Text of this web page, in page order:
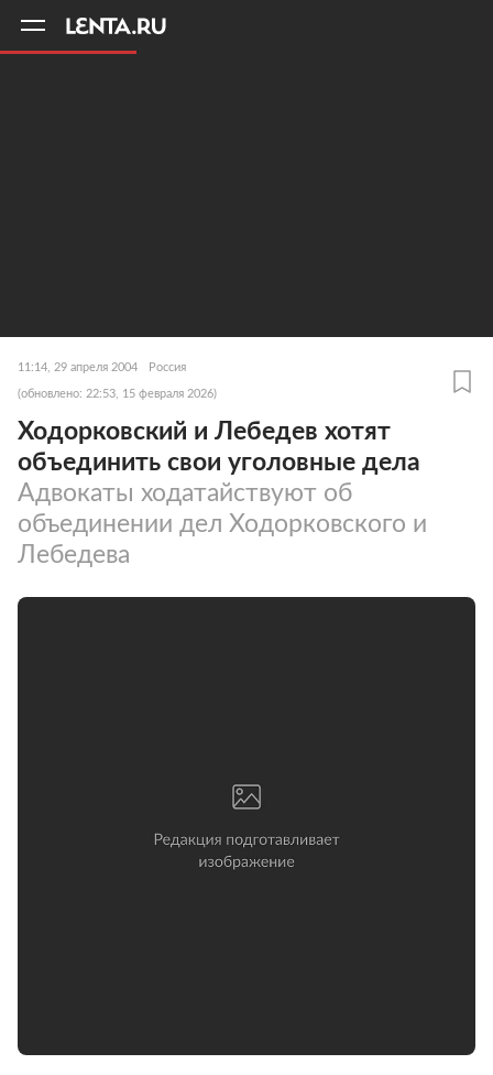
11:14, 29 апреля 2004 Россия
(обновлено: 22:53, 15 февраля 2026)
Ходорковский и Лебедев хотят
объединить свои уголовные дела
Адвокаты ходатайствуют об
объединении дел Ходорковского и
Лебедева